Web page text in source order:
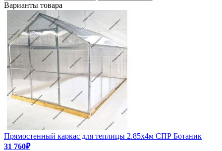
Варианты товара
Прямостенный каркас для теплицы 2.85х4м СПР Ботаник
31 760₽